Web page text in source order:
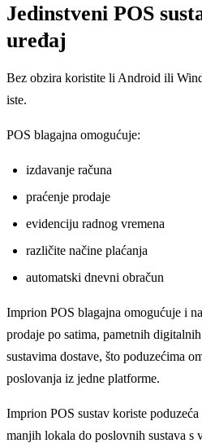
Jedinstveni POS
uređaj
Bez obzira koristite li Android ili
iste.
POS blagajna omogućuje:
izdavanje računa
praćenje prodaje
evidenciju radnog vremena
različite načine plaćanja
automatski dnevni obračun
Imprion POS blagajna omogućuje i
prodaje po satima, pametnih
sustavima dostave, što poduzećima
poslovanja iz jedne platforme.
Imprion POS sustav koriste
manjih lokala do poslovnih sustava s